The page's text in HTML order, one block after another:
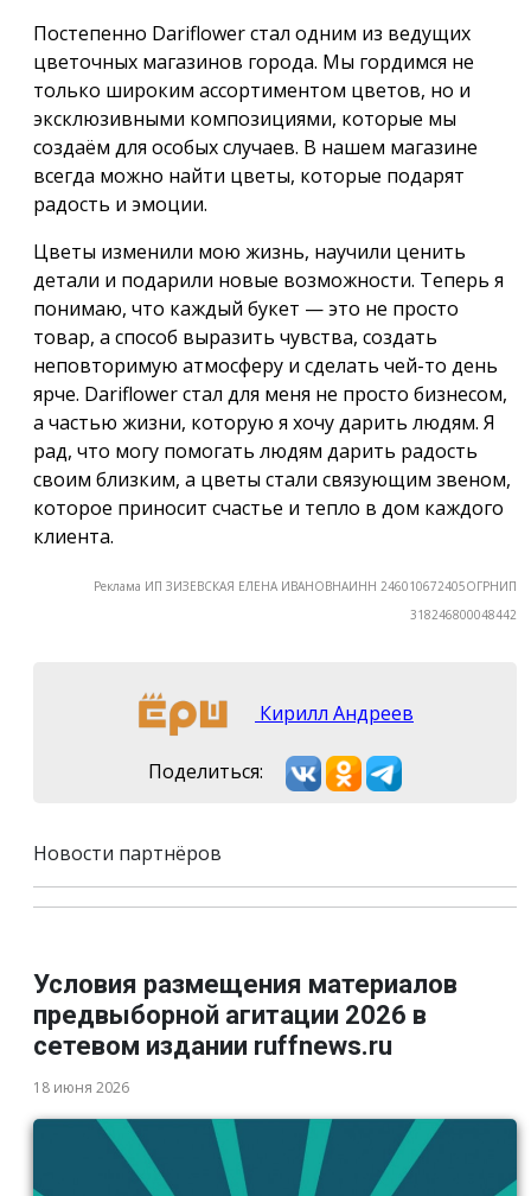
Постепенно Dariflower стал одним из ведущих
цветочных магазинов города. Мы гордимся не
только широким ассортиментом цветов, но и
эксклюзивными композициями, которые мы
создаём для особых случаев. В нашем магазине
всегда можно найти цветы, которые подарят
радость и эмоции.
Цветы изменили мою жизнь, научили ценить
детали и подарили новые возможности. Теперь я
понимаю, что каждый букет — это не просто
товар, а способ выразить чувства, создать
неповторимую атмосферу и сделать чей-то день
ярче. Dariflower стал для меня не просто бизнесом,
а частью жизни, которую я хочу дарить людям. Я
рад, что могу помогать людям дарить радость
своим близким, а цветы стали связующим звеном,
которое приносит счастье и тепло в дом каждого
клиента.
Реклама ИП ЗИЗЕВСКАЯ ЕЛЕНА ИВАНОВНАИНН 246010672405ОГРНИП
318246800048442
Кирилл Андреев
Поделиться:
Новости партнёров
Условия размещения материалов
предвыборной агитации 2026 в
сетевом издании ruffnews.ru
18 июня 2026